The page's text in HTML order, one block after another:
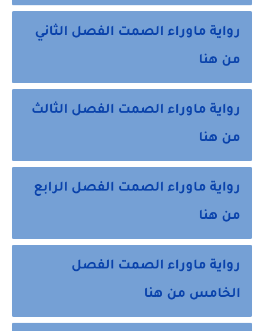
رواية ماوراء الصمت الفصل الثاني
من هنا
رواية ماوراء الصمت الفصل الثالث
من هنا
رواية ماوراء الصمت الفصل الرابع
من هنا
رواية ماوراء الصمت الفصل
الخامس من هنا